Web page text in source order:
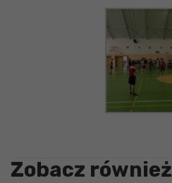
Zobacz również